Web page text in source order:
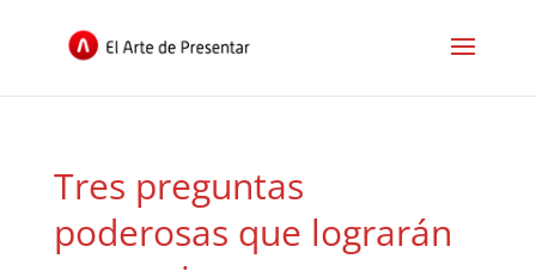
Tres preguntas
poderosas que lograrán